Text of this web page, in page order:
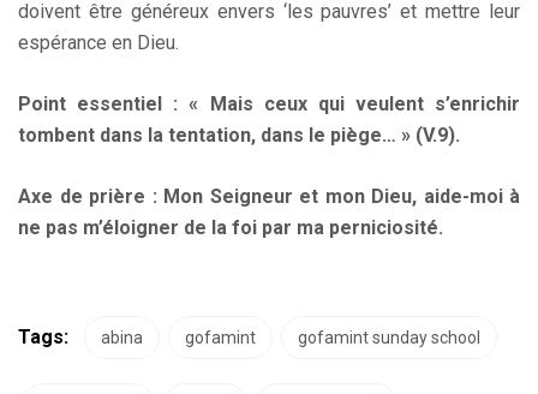
doivent être généreux envers ‘les pauvres’ et mettre leur
espérance en Dieu.
Point essentiel : « Mais ceux qui veulent s’enrichir
tombent dans la tentation, dans le piège… » (V.9).
Axe de prière : Mon Seigneur et mon Dieu, aide-moi à
ne pas m’éloigner de la foi par ma perniciosité.
Tags: abina gofamint gofamint sunday school